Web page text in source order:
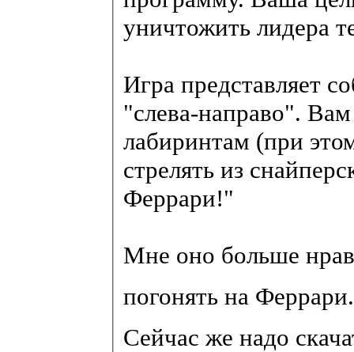
уничтожить лидера
Игра представляет
"слева-направо".
лабиринтам (при
стрелять из
Феррари!"
Мне оно больше
погонять на
Сейчас же надо